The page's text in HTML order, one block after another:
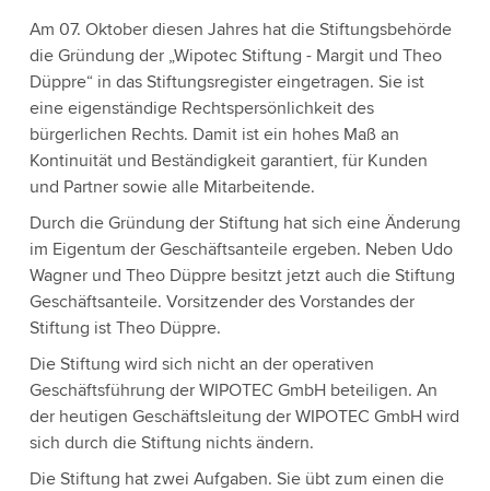
Am 07. Oktober diesen Jahres hat die Stiftungsbehörde
die Gründung der „Wipotec Stiftung - Margit und Theo
Düppre“ in das Stiftungsregister eingetragen. Sie ist
eine eigenständige Rechtspersönlichkeit des
bürgerlichen Rechts. Damit ist ein hohes Maß an
Kontinuität und Beständigkeit garantiert, für Kunden
und Partner sowie alle Mitarbeitende.
Durch die Gründung der Stiftung hat sich eine Änderung
im Eigentum der Geschäftsanteile ergeben. Neben Udo
Wagner und Theo Düppre besitzt jetzt auch die Stiftung
Geschäftsanteile. Vorsitzender des Vorstandes der
Stiftung ist Theo Düppre.
Die Stiftung wird sich nicht an der operativen
Geschäftsführung der WIPOTEC GmbH beteiligen. An
der heutigen Geschäftsleitung der WIPOTEC GmbH wird
sich durch die Stiftung nichts ändern.
Die Stiftung hat zwei Aufgaben. Sie übt zum einen die